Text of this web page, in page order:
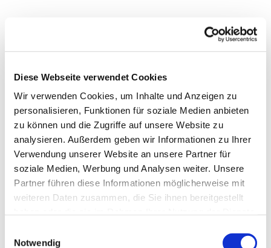
Diese Webseite verwendet Cookies
Wir verwenden Cookies, um Inhalte und Anzeigen zu
personalisieren, Funktionen für soziale Medien anbieten
zu können und die Zugriffe auf unsere Website zu
analysieren. Außerdem geben wir Informationen zu Ihrer
Verwendung unserer Website an unsere Partner für
soziale Medien, Werbung und Analysen weiter. Unsere
Partner führen diese Informationen möglicherweise mit
weiteren Daten zusammen, die Sie ihnen bereitgestellt
Notwendig